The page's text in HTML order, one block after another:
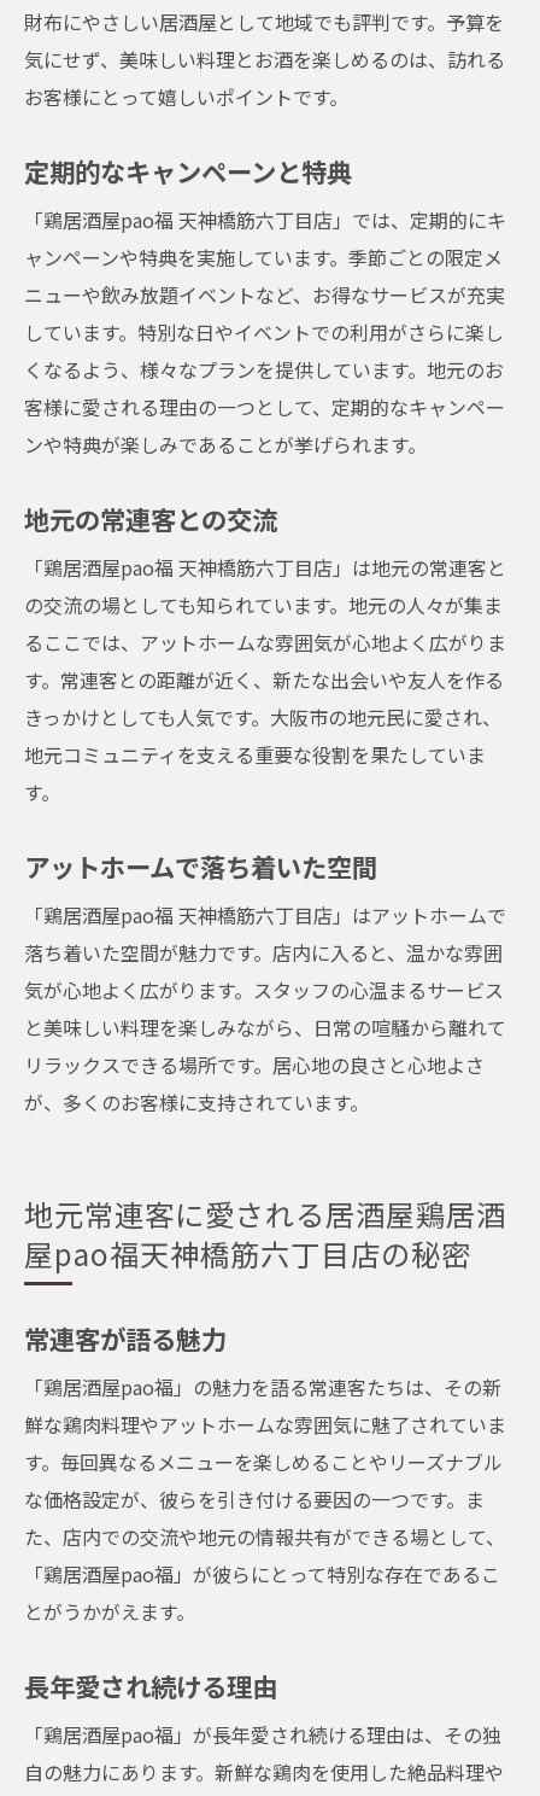
財布にやさしい居酒屋として地域でも評判です。予算を
気にせず、美味しい料理とお酒を楽しめるのは、訪れる
お客様にとって嬉しいポイントです。
定期的なキャンペーンと特典
「鶏居酒屋pao福 天神橋筋六丁目店」では、定期的にキ
ャンペーンや特典を実施しています。季節ごとの限定メ
ニューや飲み放題イベントなど、お得なサービスが充実
しています。特別な日やイベントでの利用がさらに楽し
くなるよう、様々なプランを提供しています。地元のお
客様に愛される理由の一つとして、定期的なキャンペー
ンや特典が楽しみであることが挙げられます。
地元の常連客との交流
「鶏居酒屋pao福 天神橋筋六丁目店」は地元の常連客と
の交流の場としても知られています。地元の人々が集ま
るここでは、アットホームな雰囲気が心地よく広がりま
す。常連客との距離が近く、新たな出会いや友人を作る
きっかけとしても人気です。大阪市の地元民に愛され、
地元コミュニティを支える重要な役割を果たしていま
す。
アットホームで落ち着いた空間
「鶏居酒屋pao福 天神橋筋六丁目店」はアットホームで
落ち着いた空間が魅力です。店内に入ると、温かな雰囲
気が心地よく広がります。スタッフの心温まるサービス
と美味しい料理を楽しみながら、日常の喧騒から離れて
リラックスできる場所です。居心地の良さと心地よさ
が、多くのお客様に支持されています。
地元常連客に愛される居酒屋鶏居酒
屋pao福天神橋筋六丁目店の秘密
常連客が語る魅力
「鶏居酒屋pao福」の魅力を語る常連客たちは、その新
鮮な鶏肉料理やアットホームな雰囲気に魅了されていま
す。毎回異なるメニューを楽しめることやリーズナブル
な価格設定が、彼らを引き付ける要因の一つです。ま
た、店内での交流や地元の情報共有ができる場として、
「鶏居酒屋pao福」が彼らにとって特別な存在であるこ
とがうかがえます。
長年愛され続ける理由
「鶏居酒屋pao福」が長年愛され続ける理由は、その独
自の魅力にあります。新鮮な鶏肉を使用した絶品料理や